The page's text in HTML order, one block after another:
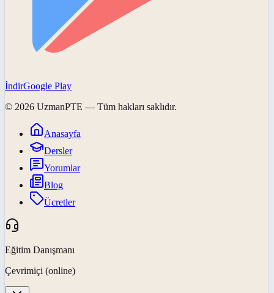
İndirGoogle Play
© 2026 UzmanPTE — Tüm hakları saklıdır.
Anasayfa
Dersler
Yorumlar
Blog
Ücretler
Eğitim Danışmanı
Çevrimiçi (online)